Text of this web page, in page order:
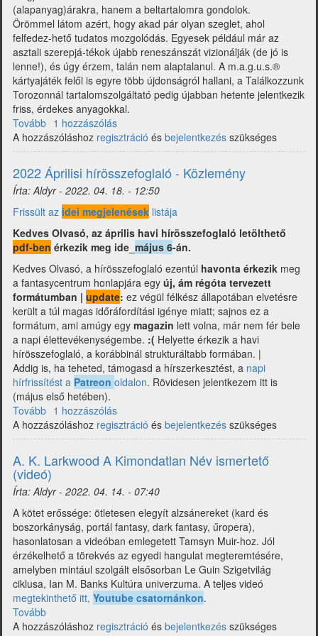
(alapanyag)árakra, hanem a beltartalomra gondolok.
Örömmel látom azért, hogy akad pár olyan szeglet, ahol
felfedez-hető tudatos mozgolódás. Egyesek például már az
asztali szerepjá-tékok újabb reneszánszát vizionálják (de jó is
lenne!), és úgy érzem, talán nem alaptalanul. A m.a.g.u.s.®
kártyajáték felől is egyre több újdonságról hallani, a Találkozzunk
Torozonnál tartalomszolgáltató pedig újabban hetente jelentkezik
friss, érdekes anyagokkal.
Tovább (Multiverzum
-
Fantasy
hírgyűjtemény
2022
június)
1 hozzászólás
A hozzászóláshoz regisztráció és bejelentkezés szükséges
2022 Áprilisi hírösszefoglaló - Közlemény
Írta:Aldyr- 2022. 04. 18. - 12:50
Frissült az idei megjelenések listája
Kedves Olvasó, az április havi hírösszefoglaló letölthető
pdf-ben érkezik meg ide_ május 6-án.
Kedves Olvasó, a hírösszefoglaló ezentúl havonta érkezik meg
a fantasycentrum honlapjára egy új, ám régóta tervezett
formátumban | update: ez végül félkész állapotában elvetésre
került a túl magas időráfordítási igénye miatt; sajnos ez a
formátum, ami amúgy egy magazin lett volna, már nem fér bele
a napi élettevékenységembe. :( Helyette érkezik a havi
hírösszefoglaló, a korábbinál strukturáltabb formában. |
Addig is, ha teheted, támogasd a hírszerkesztést, a napi
hírfrissítést a Patreon oldalon. Rövidesen jelentkezem itt is
(május első hetében).
Tovább (2022
Áprilisi
hírösszefoglaló
Közlemény)
1 hozzászólás
A hozzászóláshoz regisztráció és bejelentkezés szükséges
A. K. Larkwood A Kimondatlan Név ismertető
(videó)
Írta:Aldyr- 2022. 04. 14. - 07:40
A kötet erőssége: ötletesen elegyít alzsánereket (kard és
boszorkányság, portál fantasy, dark fantasy, űropera),
hasonlatosan a videóban emlegetett Tamsyn Muir-hoz. Jól
érzékelhető a törekvés az egyedi hangulat megteremtésére,
amelyben mintául szolgált elsősorban Le Guin Szigetvilág
ciklusa, Ian M. Banks Kultúra univerzuma. A teljes videó
megtekinthető itt, Youtube csatornánkon.
Tovább
K.
A hozzászóláshoz regisztráció és bejelentkezés szükséges